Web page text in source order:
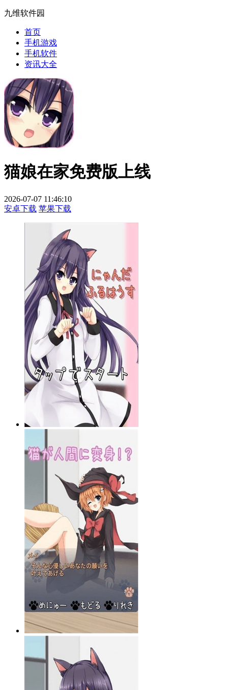
九维软件园
首页
手机游戏
手机软件
资讯大全
猫娘在家免费版上线
2026-07-07 11:46:10
安卓下载 苹果下载